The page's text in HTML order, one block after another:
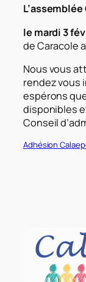
le mardi 3
de Caracole
Nous vous
rendez vous
espérons
disponibles
Conseil
Adhésion